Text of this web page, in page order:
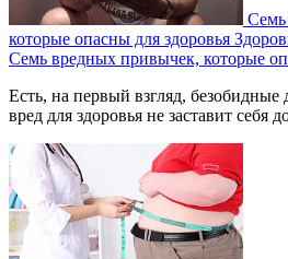
Семь
которые опасны для здоровья
Семь вредных привычек, которые
Есть, на первый взгляд, безобидные
вред для здоровья не заставит себя